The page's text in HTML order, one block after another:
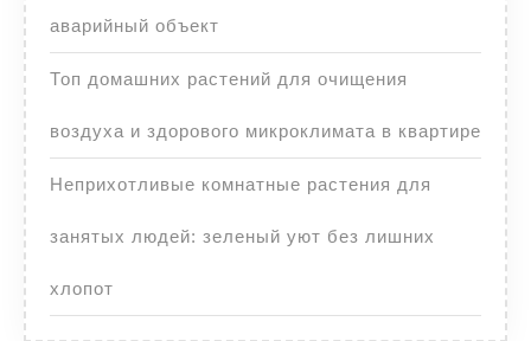
аварийный объект
Топ домашних растений для очищения
воздуха и здорового микроклимата в квартире
Неприхотливые комнатные растения для
занятых людей: зеленый уют без лишних
хлопот